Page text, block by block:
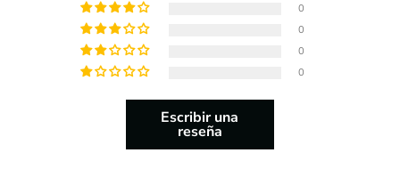
0
0
0
0
Escribir una
reseña